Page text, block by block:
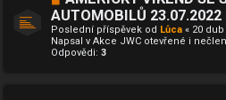
e
k
o
v
ý
p
ř
AUTOMOBILŮ 23.07.2022
Poslední příspěvek od Lůca « 20 dub
Napsal v Akce JWC otevřené i
Odpovědi: 3